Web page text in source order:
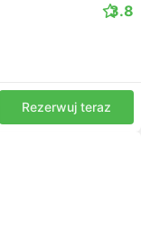
3.8
Rezerwuj teraz